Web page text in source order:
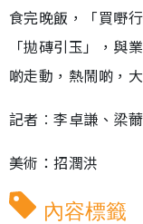
食完晚飯，「買嘢
「拋磚引玉」，與
啲走動，熱鬧啲，
記者︰李卓謙、梁
美術：招潤洪
內容標籤